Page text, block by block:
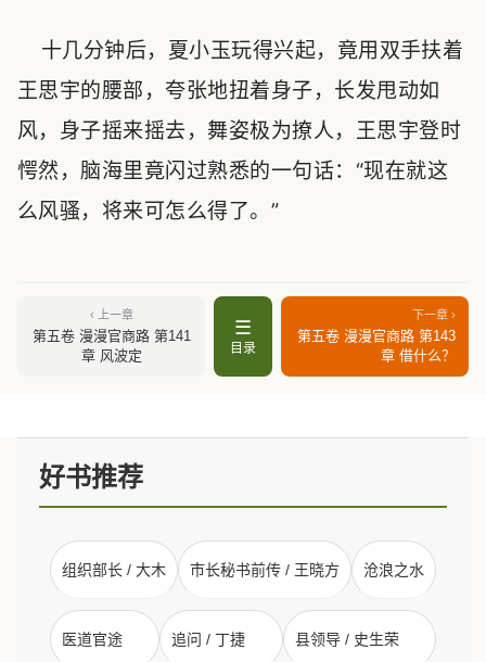
十几分钟后，夏小玉玩得兴起，竟用双手扶着
王思宇的腰部，夸张地扭着身子，长发甩动如
风，身子摇来摇去，舞姿极为撩人，王思宇登时
愕然，脑海里竟闪过熟悉的一句话：“现在就这
么风骚，将来可怎么得了。”
‹ 上一章
第五卷 漫漫官商路 第141
章 风波定
☰
目录
下一章 ›
第五卷 漫漫官商路 第143
章 借什么？
好书推荐
组织部长 / 大木 市长秘书前传 / 王晓方 沧浪之水
医道官途 追问 / 丁捷 县领导 / 史生荣